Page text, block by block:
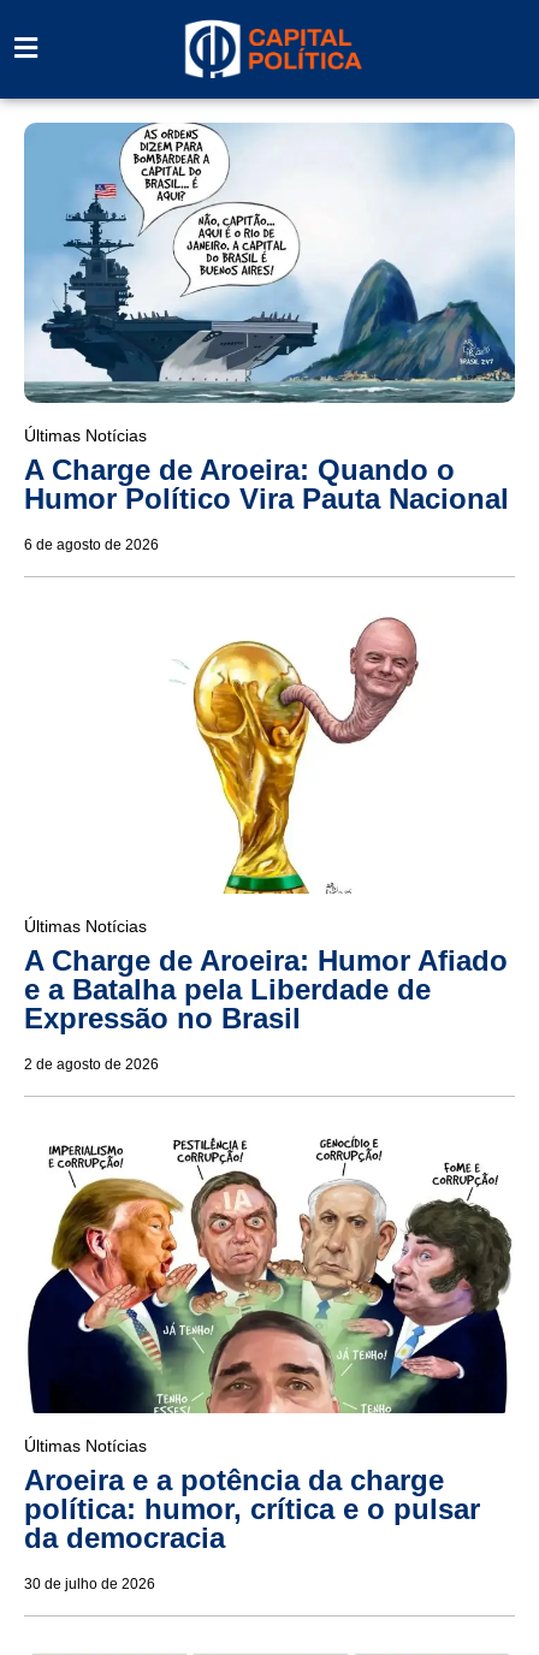
Últimas Notícias
A Charge de Aroeira: Quando o
Humor Político Vira Pauta Nacional
6 de agosto de 2026
Últimas Notícias
A Charge de Aroeira: Humor Afiado
e a Batalha pela Liberdade de
Expressão no Brasil
2 de agosto de 2026
Últimas Notícias
Aroeira e a potência da charge
política: humor, crítica e o pulsar
da democracia
30 de julho de 2026